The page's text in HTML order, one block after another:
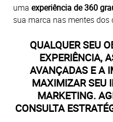
uma experiência de 360
sua marca nas mentes dos
QUALQUER SEU
EXPERIÊNCIA,
AVANÇADAS E A
MAXIMIZAR SEU
MARKETING.
CONSULTA